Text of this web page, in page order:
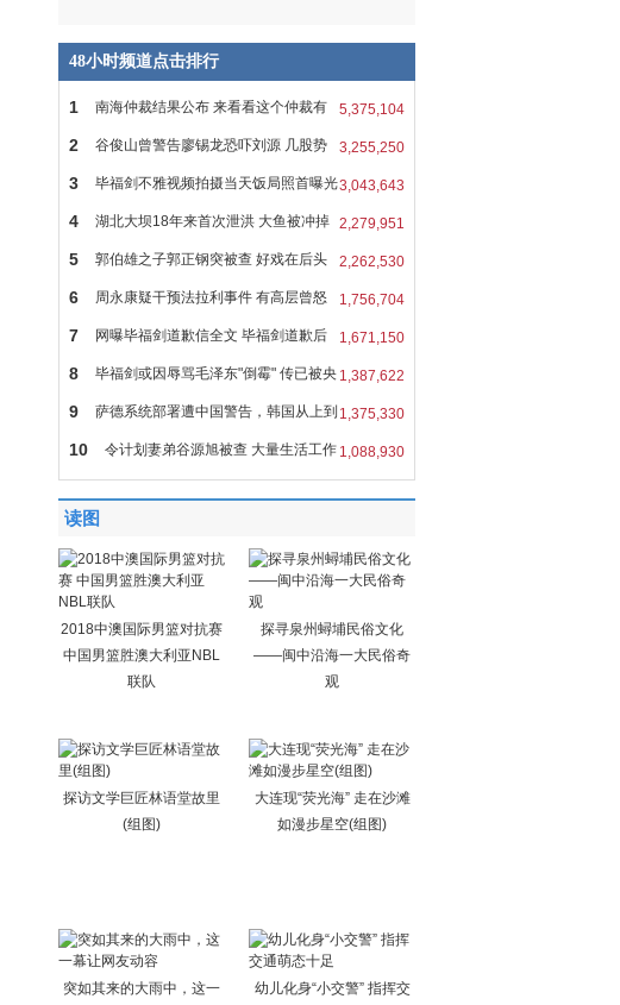
48小时频道点击排行
5,375,104
1 南海仲裁结果公布 来看看这个仲裁有
多 3,255,250
2 谷俊山曾警告廖锡龙恐吓刘源 几股势
力 3,043,643
3 毕福剑不雅视频拍摄当天饭局照首曝光
2,279,951
4 湖北大坝18年来首次泄洪 大鱼被冲掉
头 2,262,530
5 郭伯雄之子郭正钢突被查 好戏在后头
或 1,756,704
6 周永康疑干预法拉利事件 有高层曾怒
批 1,671,150
7 网曝毕福剑道歉信全文 毕福剑道歉后
会 1,387,622
8 毕福剑或因辱骂毛泽东"倒霉" 传已被央
1,375,330
9 萨德系统部署遭中国警告，韩国从上到
下 1,088,930
10 令计划妻弟谷源旭被查 大量生活工作
照
读图
2018中澳国际男篮对抗赛
中国男篮胜澳大利亚NBL
联队
探寻泉州蟳埔民俗文化
——闽中沿海一大民俗奇
观
探访文学巨匠林语堂故里
(组图)
大连现“荧光海” 走在沙滩
如漫步星空(组图)
突如其来的大雨中，这一
幼儿化身“小交警” 指挥交